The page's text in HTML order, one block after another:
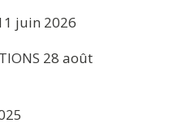
juin 2026
28 août